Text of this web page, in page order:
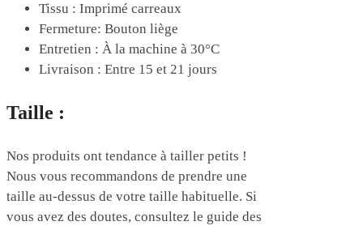
Tissu : Imprimé carreaux
Fermeture: Bouton liège
Entretien : À la machine à 30°C
Livraison : Entre 15 et 21 jours
Taille :
Nos produits ont tendance à tailler petits !
Nous vous recommandons de prendre une
taille au-dessus de votre taille habituelle. Si
vous avez des doutes, consultez le guide des